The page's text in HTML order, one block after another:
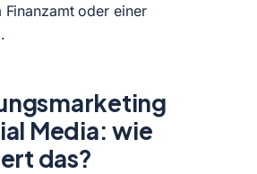
Finanzamt oder einer
Media: wie
das?